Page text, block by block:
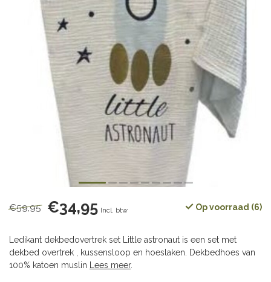
€59,95 €34,95 Incl. btw Op voorraad (6)
Ledikant dekbedovertrek set Little astronaut is een set met
dekbed overtrek , kussensloop en hoeslaken. Dekbedhoes van
100% katoen muslin
Lees meer.